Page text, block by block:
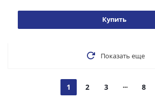
Купить
Показать еще
1 2 3 8